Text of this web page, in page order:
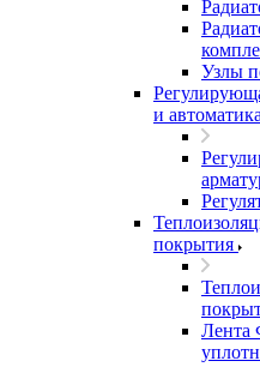
Узлы
и автоматика
покрытия
Лента